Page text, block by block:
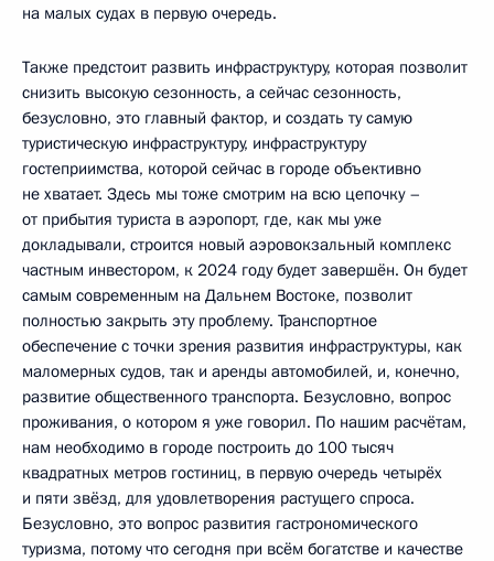
на малых судах в первую очередь.
Также предстоит развить инфраструктуру, которая позволит
снизить высокую сезонность, а сейчас сезонность,
безусловно, это главный фактор, и создать ту самую
туристическую инфраструктуру, инфраструктуру
гостеприимства, которой сейчас в городе объективно
не хватает. Здесь мы тоже смотрим на всю цепочку –
от прибытия туриста в аэропорт, где, как мы уже
докладывали, строится новый аэровокзальный комплекс
частным инвестором, к 2024 году будет завершён. Он будет
самым современным на Дальнем Востоке, позволит
полностью закрыть эту проблему. Транспортное
обеспечение с точки зрения развития инфраструктуры, как
маломерных судов, так и аренды автомобилей, и, конечно,
развитие общественного транспорта. Безусловно, вопрос
проживания, о котором я уже говорил. По нашим расчётам,
нам необходимо в городе построить до 100 тысяч
квадратных метров гостиниц, в первую очередь четырёх
и пяти звёзд, для удовлетворения растущего спроса.
Безусловно, это вопрос развития гастрономического
туризма, потому что сегодня при всём богатстве и качестве